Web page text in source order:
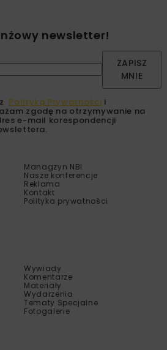
newsletter!
ZAPISZ
MNIE
Polityką Prywatności i
zgodę na otrzymywanie na
e-mail korespondencji
Managzyn NBI
Nasze konferencje
Reklama
Kontakt
Polityka prywatności
Wywiady
Komentarze
Materiały
Wydarzenia
Tematy Specjalne
Fotogalerie